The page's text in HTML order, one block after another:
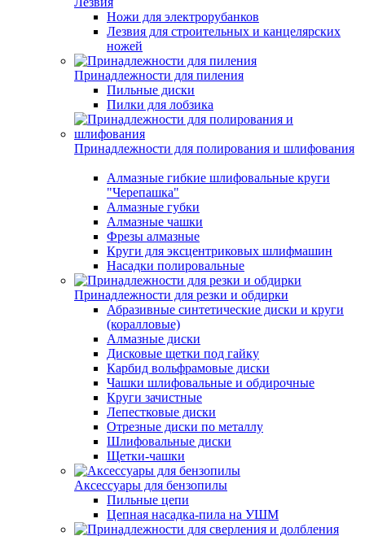
Ножи для электрорубанков
Лезвия для строительных и канцелярских
ножей
Принадлежности для пиления
Пильные диски
Пилки для лобзика
Принадлежности для полирования и шлифования
Алмазные гибкие шлифовальные круги
"Черепашка"
Алмазные губки
Алмазные чашки
Фрезы алмазные
Круги для эксцентриковых шлифмашин
Насадки полировальные
Принадлежности для резки и обдирки
Абразивные синтетические диски и круги
(коралловые)
Алмазные диски
Дисковые щетки под гайку
Карбид вольфрамовые диски
Чашки шлифовальные и обдирочные
Круги зачистные
Лепестковые диски
Отрезные диски по металлу
Шлифовальные диски
Щетки-чашки
Аксессуары для бензопилы
Пильные цепи
Цепная насадка-пила на УШМ